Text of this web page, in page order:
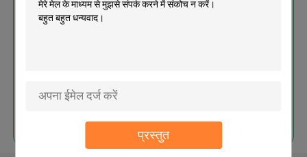
प्रस्तुत
पीईटी / AL / NY / PE अनुकूलित मुद्रित